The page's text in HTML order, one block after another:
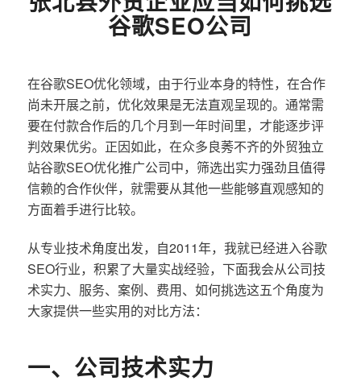
谷歌SEO公司
在谷歌SEO优化领域，由于行业本身的特性，在合作
尚未开展之前，优化效果是无法直观呈现的。通常需
要在付款合作后的几个月到一年时间里，才能逐步评
判效果优劣。正因如此，在众多良莠不齐的外贸独立
站谷歌SEO优化推广公司中，筛选出实力强劲且值得
信赖的合作伙伴，就需要从其他一些能够直观感知的
方面着手进行比较。
从专业技术角度出发，自2011年，我就已经进入谷歌
SEO行业，积累了大量实战经验，下面我会从公司技
术实力、服务、案例、费用、如何挑选这五个角度为
大家提供一些实用的对比方法：
一、公司技术实力